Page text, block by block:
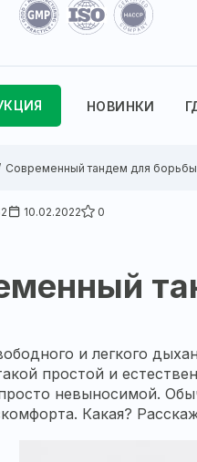
НОВИНКИ
Современный тандем для борьбы
10.02.2022 0
и легкого
простой и
невыносимой.
Какая?